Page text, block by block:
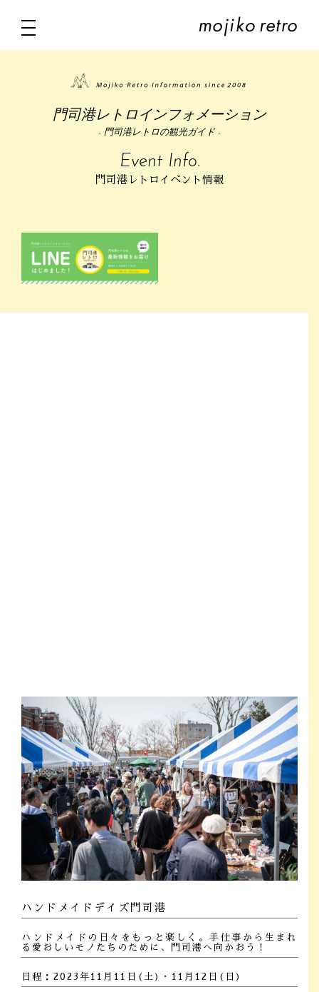
門司港レトロインフォメーション
- 門司港レトロの観光ガイド -
Event Info.
門司港レトロイベント情報
ハンドメイドデイズ門司港
ハンドメイドの日々をもっと楽しく。手仕事から生まれ
る愛おしいモノたちのために、門司港へ向かおう！
日程：2023年11月11日(土)・11月12日(日)